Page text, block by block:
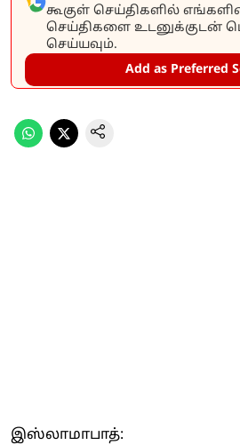
கூகுள் செய்திகளில்
செய்திகளை உடனுக்குடன்
செய்யவும்.
Add as Preferred
இஸ்லாமாபாத்: